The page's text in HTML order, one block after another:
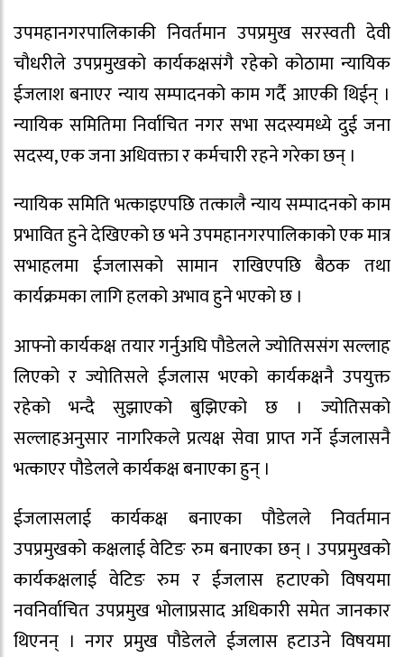
उपमहानगरपालिकाकी निवर्तमान उपप्रमुख सरस्वती देवी
चौधरीले उपप्रमुखको कार्यकक्षसंगै रहेको कोठामा न्यायिक
ईजलाश बनाएर न्याय सम्पादनको काम गर्दै आएकी थिईन् ।
न्यायिक समितिमा निर्वाचित नगर सभा सदस्यमध्ये दुई जना
सदस्य, एक जना अधिवक्ता र कर्मचारी रहने गरेका छन् ।
न्यायिक समिति भत्काइएपछि तत्कालै न्याय सम्पादनको काम
प्रभावित हुने देखिएको छ भने उपमहानगरपालिकाको एक मात्र
सभाहलमा ईजलासको सामान राखिएपछि बैठक तथा
कार्यक्रमका लागि हलको अभाव हुने भएको छ ।
आफ्नो कार्यकक्ष तयार गर्नुअघि पौडेलले ज्योतिससंग सल्लाह
लिएको र ज्योतिसले ईजलास भएको कार्यकक्षनै उपयुक्त
रहेको भन्दै सुझाएको बुझिएको छ । ज्योतिसको
सल्लाहअनुसार नागरिकले प्रत्यक्ष सेवा प्राप्त गर्ने ईजलासनै
भत्काएर पौडेलले कार्यकक्ष बनाएका हुन् ।
ईजलासलाई कार्यकक्ष बनाएका पौडेलले निवर्तमान
उपप्रमुखको कक्षलाई वेटिङ रुम बनाएका छन् । उपप्रमुखको
कार्यकक्षलाई वेटिङ रुम र ईजलास हटाएको विषयमा
नवनिर्वाचित उपप्रमुख भोलाप्रसाद अधिकारी समेत जानकार
थिएनन् । नगर प्रमुख पौडेलले ईजलास हटाउने विषयमा